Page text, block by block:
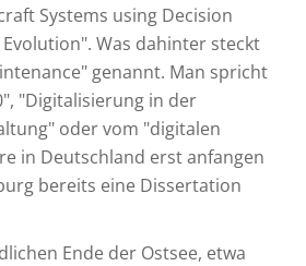
Systems using Decision
Was dahinter steckt
genannt. Man spricht
"Digitalisierung in der
oder vom "digitalen
in Deutschland erst anfangen
bereits eine Dissertation
Ende der Ostsee, etwa